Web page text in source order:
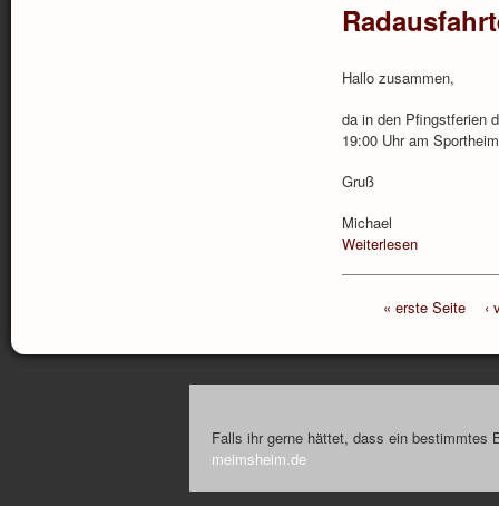
Hallo zusammen,
da in den Pfingstferien
19:00 Uhr am
Gruß
Michael
Weiterlesen
« erste Seite ‹
Falls ihr gerne hättet, dass ein
meimsheim.de